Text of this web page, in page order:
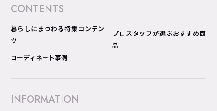
CONTENTS
暮らしにまつわる特集コンテン
ツ
コーディネート事例
プロスタッフが選ぶおすすめ商
品
INFORMATION